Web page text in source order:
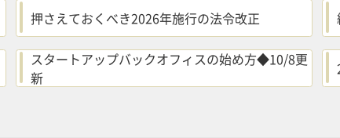
押さえておくべき2026年施行の法令改正
スタートアップバックオフィスの始め方◆10/8更
新